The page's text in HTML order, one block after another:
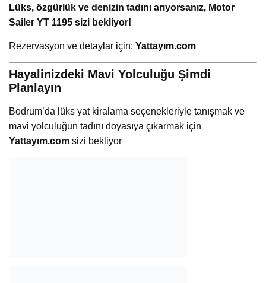
Lüks, özgürlük ve denizin tadını arıyorsanız, Motor
Sailer YT 1195 sizi bekliyor!
Rezervasyon ve detaylar için: Yattayım.com
Hayalinizdeki Mavi Yolculuğu Şimdi
Planlayın
Bodrum’da lüks yat kiralama seçenekleriyle tanışmak ve
mavi yolculuğun tadını doyasıya çıkarmak için
Yattayım.com sizi bekliyor